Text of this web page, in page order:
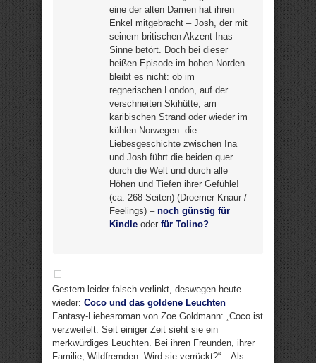
eine der alten Damen hat ihren
Enkel mitgebracht – Josh, der mit
seinem britischen Akzent Inas
Sinne betört. Doch bei dieser
heißen Episode im hohen Norden
bleibt es nicht: ob im
regnerischen London, auf der
verschneiten Skihütte, am
karibischen Strand oder wieder im
kühlen Norwegen: die
Liebesgeschichte zwischen Ina
und Josh führt die beiden quer
durch die Welt und durch alle
Höhen und Tiefen ihrer Gefühle!
(ca. 268 Seiten) (Droemer Knaur /
Feelings) – noch günstig für
Kindle oder für Tolino?
Gestern leider falsch verlinkt, deswegen heute
wieder: Coco und das goldene Leuchten
Fantasy-Liebesroman von Zoe Goldmann: „Coco ist
verzweifelt. Seit einiger Zeit sieht sie ein
merkwürdiges Leuchten. Bei ihren Freunden, ihrer
Familie, Wildfremden. Wird sie verrückt?“ – Als